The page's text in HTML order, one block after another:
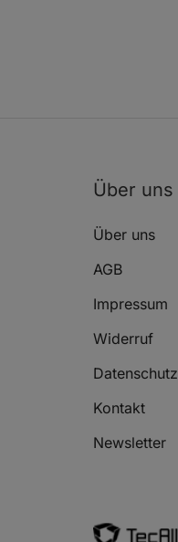
Über uns
Über uns
AGB
Impressum
Widerruf
Datenschutz
Kontakt
Newsletter